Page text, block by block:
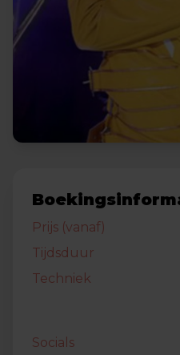
Prijs (vanaf)
Tijdsduur
Techniek
Socials